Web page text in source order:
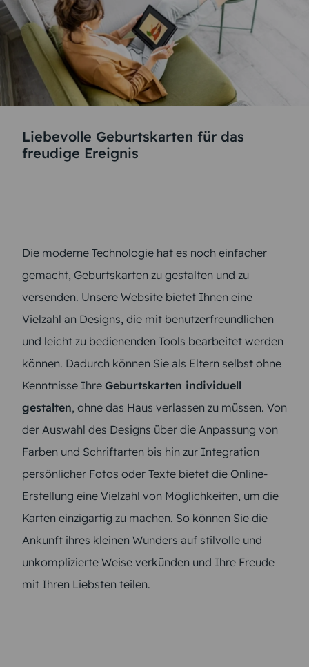
Liebevolle Geburtskarten für das
freudige Ereignis
Die moderne Technologie hat es noch einfacher
gemacht, Geburtskarten zu gestalten und zu
versenden. Unsere Website bietet Ihnen eine
Vielzahl an Designs, die mit benutzerfreundlichen
und leicht zu bedienenden Tools bearbeitet werden
können. Dadurch können Sie als Eltern selbst ohne
Kenntnisse Ihre Geburtskarten individuell
gestalten, ohne das Haus verlassen zu müssen. Von
der Auswahl des Designs über die Anpassung von
Farben und Schriftarten bis hin zur Integration
persönlicher Fotos oder Texte bietet die Online-
Erstellung eine Vielzahl von Möglichkeiten, um die
Karten einzigartig zu machen. So können Sie die
Ankunft ihres kleinen Wunders auf stilvolle und
unkomplizierte Weise verkünden und Ihre Freude
mit Ihren Liebsten teilen.